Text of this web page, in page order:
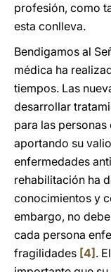
profesión, como
esta conlleva.
Bendigamos al
médica ha
tiempos. Las
desarrollar
para las
aportando su
enfermedades
rehabilitación ha
conocimientos y
embargo, no
cada persona
fragilidades [4] .